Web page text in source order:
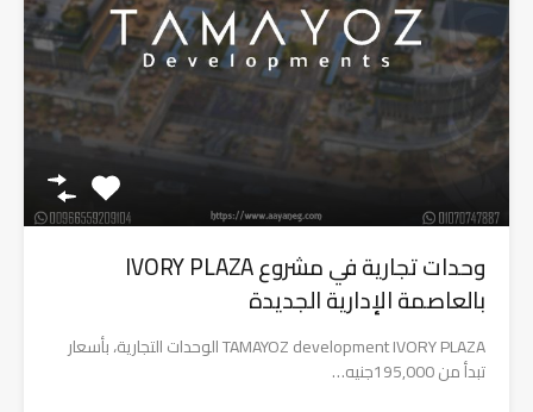
وحدات تجارية في مشروع IVORY PLAZA
بالعاصمة الإدارية الجديدة
TAMAYOZ development IVORY PLAZA الوحدات التجارية، بأسعار
تبدأ من 195,000جنيه…